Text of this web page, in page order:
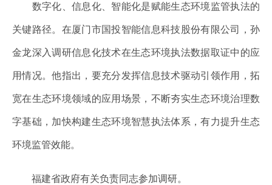
数字化、信息化、智能化是赋能生态环境监管执法的
关键路径。在厦门市国投智能信息科技股份有限公司，孙
金龙深入调研信息化技术在生态环境执法数据取证中的应
用情况。他指出，要充分发挥信息技术驱动引领作用，拓
宽在生态环境领域的应用场景，不断夯实生态环境治理数
字基础，加快构建生态环境智慧执法体系，有力提升生态
环境监管效能。
福建省政府有关负责同志参加调研。